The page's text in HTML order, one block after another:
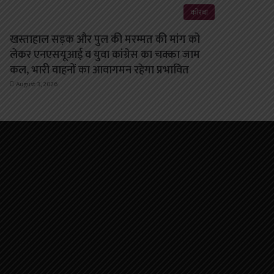
कोरबा
खस्ताहाल सड़क और पुल की मरम्मत की मांग को
लेकर एनएसयूआई व युवा कांग्रेस का चक्का जाम
कल, भारी वाहनों का आवागमन रहेगा प्रभावित
August 3, 2026